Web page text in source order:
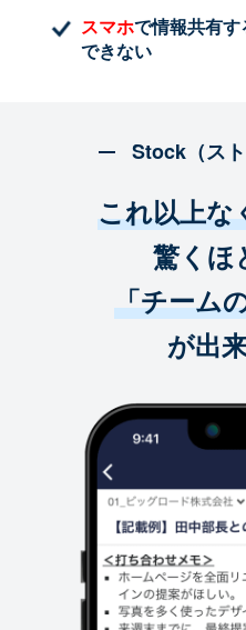
スマホで情報共有す
できない
Stock（ス
これ以上な
驚くほ
「チーム
が出